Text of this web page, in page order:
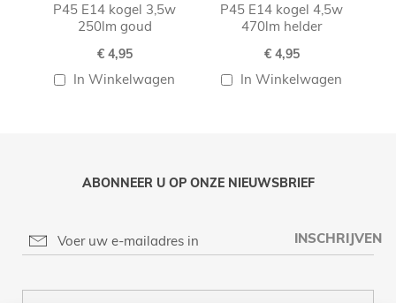
P45 E14 kogel 3,5w
250lm goud
€ 4,95
In Winkelwagen
P45 E14 kogel 4,5w
470lm helder
€ 4,95
In Winkelwagen
ABONNEER U OP ONZE NIEUWSBRIEF
INSCHRIJVEN